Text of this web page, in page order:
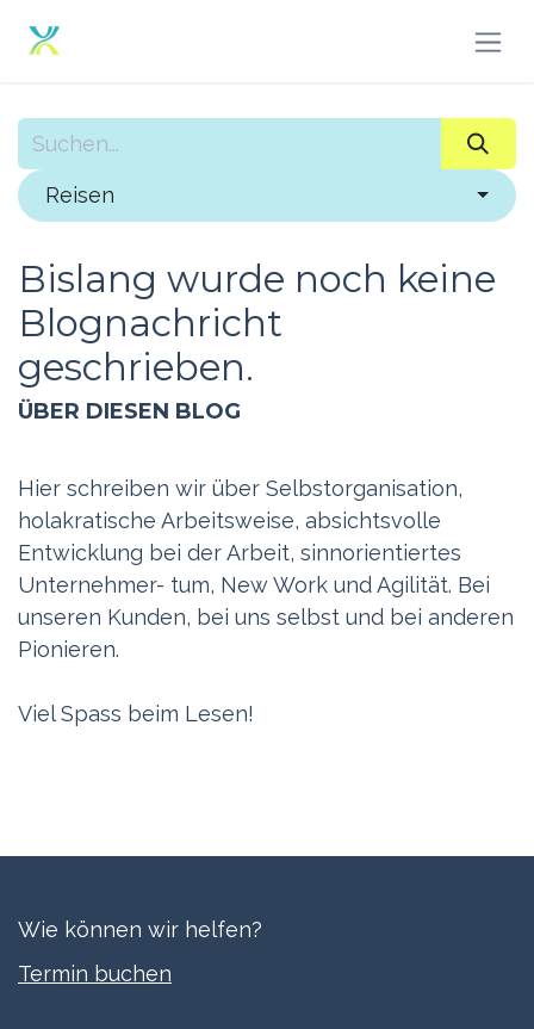
Reisen
Bislang wurde noch keine
Blognachricht
geschrieben.
ÜBER DIESEN BLOG
Hier schreiben wir über Selbstorganisation,
holakratische Arbeitsweise, absichtsvolle
Entwicklung bei der Arbeit, sinnorientiertes
Unternehmer- tum, New Work und Agilität. Bei
unseren Kunden, bei uns selbst und bei anderen
Pionieren.
Viel Spass beim Lesen!
Wie können wir helfen?
Termi​n buchen